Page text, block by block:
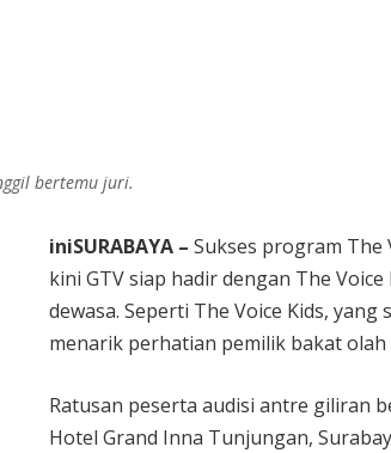
bertemu juri.
iniSURABAYA – Sukses program The
kini GTV siap hadir dengan The
dewasa. Seperti The Voice Kids, yang
menarik perhatian pemilik bakat olah
Ratusan peserta audisi antre giliran
Hotel Grand Inna Tunjungan,